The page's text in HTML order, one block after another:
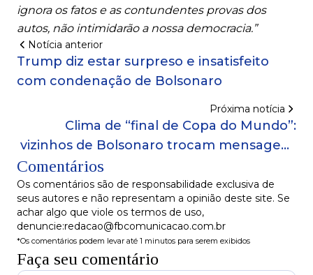
ignora os fatos e as contundentes provas dos
autos, não intimidarão a nossa democracia.”
Notícia anterior
Trump diz estar surpreso e insatisfeito
com condenação de Bolsonaro
Próxima notícia
Clima de “final de Copa do Mundo”:
vizinhos de Bolsonaro trocam mensagens
em grupo durante julgamento no STF
Comentários
Os comentários são de responsabilidade exclusiva de
seus autores e não representam a opinião deste site. Se
achar algo que viole os termos de uso,
denuncie:redacao@fbcomunicacao.com.br
*Os comentários podem levar até 1 minutos para serem exibidos
Faça seu comentário